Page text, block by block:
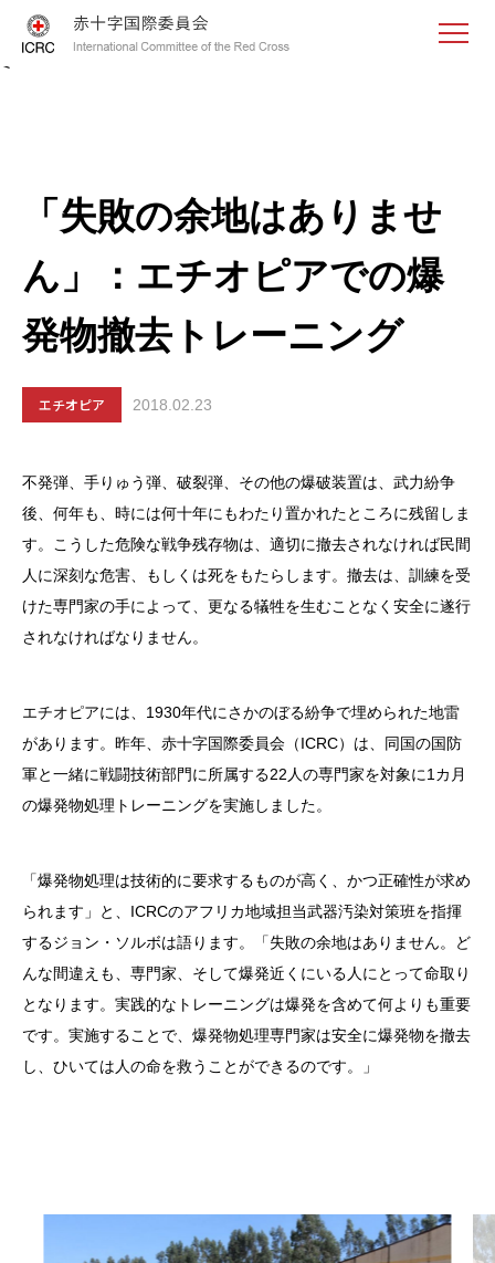
<
「失敗の余地はありませ
ん」：エチオピアでの爆
発物撤去トレーニング
エチオピア 2018.02.23
不発弾、手りゅう弾、破裂弾、その他の爆破装置は、武力紛争
後、何年も、時には何十年にもわたり置かれたところに残留しま
す。こうした危険な戦争残存物は、適切に撤去されなければ民間
人に深刻な危害、もしくは死をもたらします。撤去は、訓練を受
けた専門家の手によって、更なる犠牲を生むことなく安全に遂行
されなければなりません。
エチオピアには、1930年代にさかのぼる紛争で埋められた地雷
があります。昨年、赤十字国際委員会（ICRC）は、同国の国防
軍と一緒に戦闘技術部門に所属する22人の専門家を対象に1カ月
の爆発物処理トレーニングを実施しました。
「爆発物処理は技術的に要求するものが高く、かつ正確性が求め
られます」と、ICRCのアフリカ地域担当武器汚染対策班を指揮
するジョン・ソルボは語ります。「失敗の余地はありません。ど
んな間違えも、専門家、そして爆発近くにいる人にとって命取り
となります。実践的なトレーニングは爆発を含めて何よりも重要
です。実施することで、爆発物処理専門家は安全に爆発物を撤去
し、ひいては人の命を救うことができるのです。」